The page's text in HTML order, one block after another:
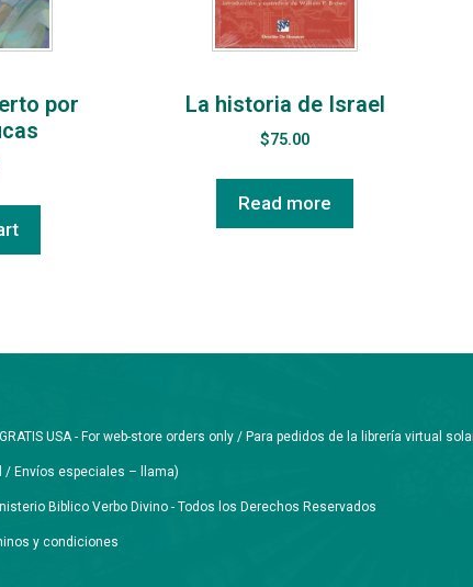
por
La historia de Israel
$75.00
Read more
GRATIS USA - For web-store orders only / Para pedidos de la librería virtual
Envíos especiales – llama)
Biblico Verbo Divino - Todos los Derechos Reservados
y condiciones